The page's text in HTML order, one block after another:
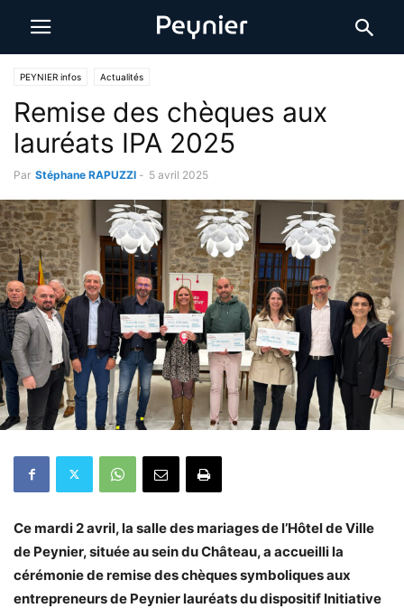
PEYNIER infos Actualités
Remise des chèques aux
lauréats IPA 2025
Par Stéphane RAPUZZI - 5 avril 2025
Ce mardi 2 avril, la salle des mariages de l’Hôtel de Ville
de Peynier, située au sein du Château, a accueilli la
cérémonie de remise des chèques symboliques aux
entrepreneurs de Peynier lauréats du dispositif Initiative